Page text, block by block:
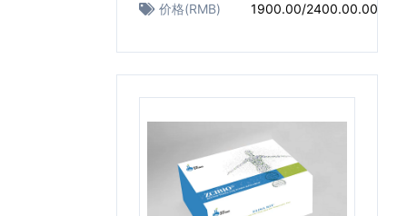
价格(RMB)
1900.00/2400.00.00